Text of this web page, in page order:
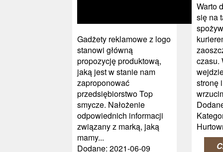
Gadżety reklamowe z logo
stanowi główną
propozycję produktową,
jaką jest w stanie nam
zaproponować
przedsiębiorstwo Top
smycze. Nałożenie
odpowiednich informacji
związany z marką, jaką
mamy...
Dodane: 2021-06-09
Warto
się na
czasu.
stronę